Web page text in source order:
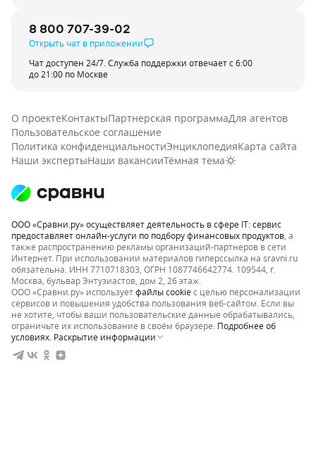
8 800 707-39-02
Открыть чат в приложении
Чат доступен 24/7. Служба поддержки отвечает с 6:00
до 21:00 по Москве
О проектеКонтактыПартнерская программаДля агентов
Пользовательское соглашение
Политика конфиденциальностиЭнциклопедияКарта сайта
Наши экспертыНаши вакансииТёмная тема
ООО «Сравни.ру» осуществляет деятельность в сфере IT: сервис
предоставляет онлайн-услуги по подбору финансовых продуктов , а
также распространению рекламы организаций-партнеров в сети
Интернет. При использовании материалов гиперссылка на sravni.ru
обязательна. ИНН 7710718303, ОГРН 1087746642774. 109544, г.
Москва, бульвар Энтузиастов, дом 2, 26 этаж.
ООО «Сравни.ру» используетфайлы cookieс целью персонализации
сервисов и повышения удобства пользования веб-сайтом. Если вы
не хотите, чтобы ваши пользовательские данные обрабатывались,
ограничьте их использование в своём браузере. Подробнее об
условиях. Раскрытие информации